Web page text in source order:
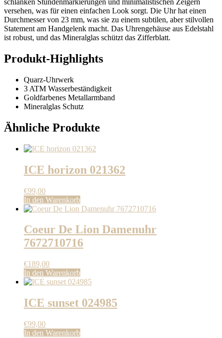
schlanken Stundenmarkierungen und minimalistischen Zeigern
versehen, was für einen einfachen Look sorgt. Die Uhr hat einen
Durchmesser von 23 mm, was sie zu einem subtilen, aber stilvollen
Statement am Handgelenk macht. Das Uhrengehäuse aus Edelstahl
ist robust, und das Mineralglas schützt das Zifferblatt.
Produkt-Highlights
Quarz-Uhrwerk
3 ATM Wasserbeständigkeit
Goldfarbenes Metallarmband
Mineralglas Schutz
Ähnliche Produkte
ICE horizon 021362
€99,00
In den Warenkorb
Coeur De Lion Damenuhr
7672710716
€189,00
In den Warenkorb
ICE sunset 024985
€99,00
In den Warenkorb